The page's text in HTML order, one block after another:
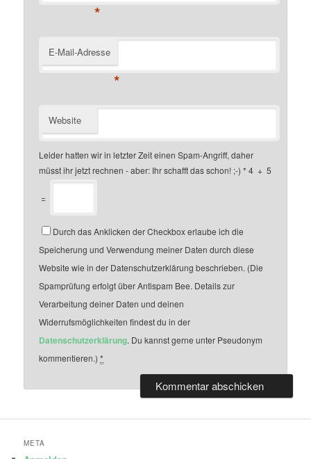
*
E-Mail-Adresse
*
Website
Leider hatten wir in letzter Zeit einen Spam-Angriff, daher
müsst ihr jetzt rechnen - aber: Ihr schafft das schon! ;-) * 4 + 5
=
Durch das Anklicken der Checkbox erlaube ich die
Speicherung und Verwendung meiner Daten durch diese
Website wie in der Datenschutzerklärung beschrieben. (Die
Spamprüfung erfolgt über Antispam Bee. Details zur
Verarbeitung deiner Daten und deinen
Widerrufsmöglichkeiten findest du in der
Datenschutzerklärung. Du kannst gerne unter Pseudonym
kommentieren.)*
META